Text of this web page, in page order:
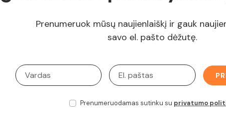
Prenumeruok mūsų naujienlaiškį ir gauk
savo el. pašto dėžutę.
Prenumeruodamas sutinku su privatumo